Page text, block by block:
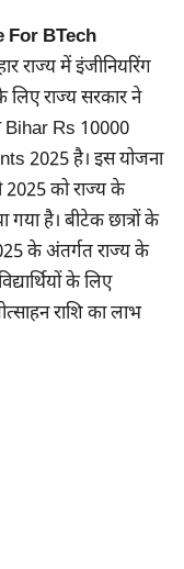
For BTech
राज्य में इंजीनियरिंग
लिए राज्य सरकार ने
Bihar Rs 10000
2025 है। इस योजना
2025 को राज्य के
है। बीटेक छात्रों के
के अंतर्गत राज्य के
के लिए
राशि का लाभ